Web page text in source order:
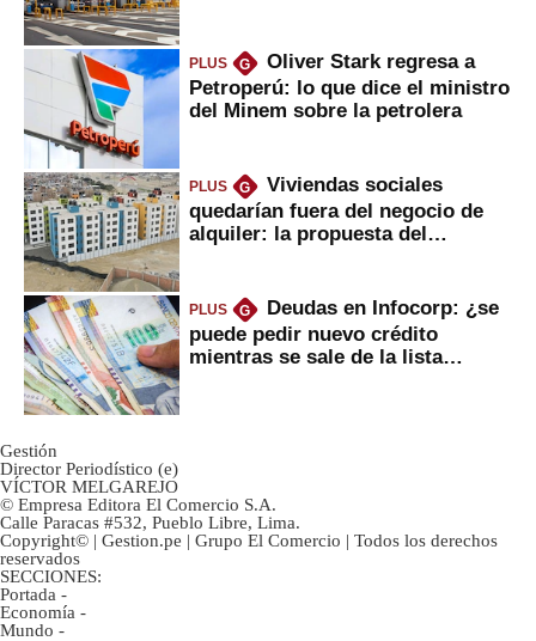
PLUS G
Oliver Stark regresa a
Petroperú: lo que dice el ministro
del Minem sobre la petrolera
PLUS G
Viviendas sociales
quedarían fuera del negocio de
alquiler: la propuesta del
PLUS G
Deudas en Infocorp: ¿se
puede pedir nuevo crédito
mientras se sale de la lista
Gestión
Director Periodístico (e)
VÍCTOR MELGAREJO
© Empresa Editora El Comercio S.A.
Calle Paracas #532, Pueblo Libre, Lima.
Copyright© | Gestion.pe | Grupo El Comercio | Todos los derechos
reservados
SECCIONES:
Portada -
Economía -
Mundo -